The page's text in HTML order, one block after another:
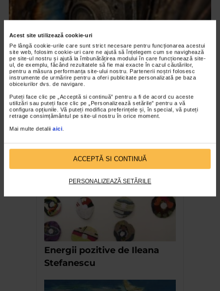
Acest site utilizează cookie-uri
Pe lângă cookie-urile care sunt strict necesare pentru funcționarea acestui
site web, folosim cookie-uri care ne ajută să înțelegem cum se navighează
pe site-ul nostru și ajută la îmbunătățirea modului în care funcționează site-
ul, de exemplu, făcând rezultatele să fie mai exacte în cazul căutărilor,
pentru a măsura performanța site-ului nostru. Partenerii noștri folosesc
instrumente de urmărire pentru a oferi publicitate personalizată pe baza
obiceiurilor dvs. de navigare.
Puteți face clic pe „Acceptă si continuă” pentru a fi de acord cu aceste
utilizări sau puteți face clic pe „Personalizează setările” pentru a vă
configura opțiunile. Vă puteți modifica preferințele și, în special, vă puteți
retrage consimțământul pe site-ul nostru în orice moment.
Mai multe detalii aici
ACCEPTĂ SI CONTINUĂ
PERSONALIZEAZĂ SETĂRILE
ARTS and ARTISTS. Anca Coller – “Cenușa
Memorie”
163 vizualizari
RECOMANDĂRI
Energii pozitive de Ileana
Stefanescu